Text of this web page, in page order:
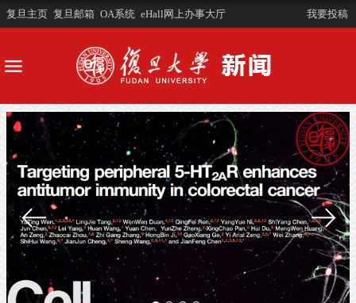
复旦主页 复旦邮箱 OA系统 eHall网上办事大厅 我要投稿